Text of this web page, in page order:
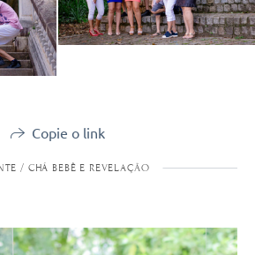
Copie o link
/ CHÁ BEBÊ E REVELAÇÃO